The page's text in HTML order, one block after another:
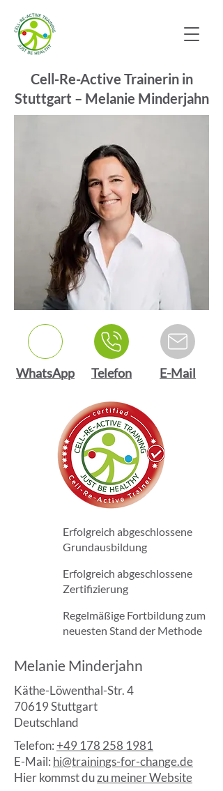
Cell-Re-Active Trainerin in
Stuttgart – Melanie Minderjahn
WhatsApp Telefon E-Mail
Erfolgreich abgeschlossene
Grundausbildung
Erfolgreich abgeschlossene
Zertifizierung
Regelmäßige Fortbildung zum
neuesten Stand der Methode
Melanie Minderjahn
Käthe-Löwenthal-Str. 4
70619 Stuttgart
Deutschland
Telefon:+49 178 258 1981
E-Mail: hi@trainings-for-change.de
Hier kommst duzu meiner Website